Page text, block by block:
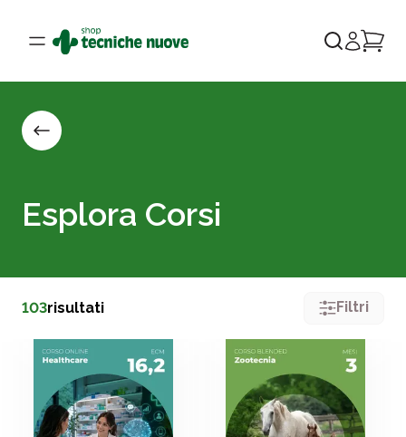
Esplora Corsi
103risultati Filtri